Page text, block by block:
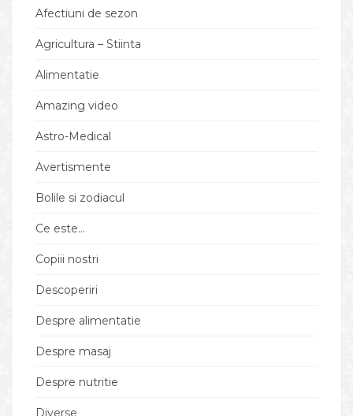
Afectiuni de sezon
Agricultura – Stiinta
Alimentatie
Amazing video
Astro-Medical
Avertismente
Bolile si zodiacul
Ce este…
Copiii nostri
Descoperiri
Despre alimentatie
Despre masaj
Despre nutritie
Diverse